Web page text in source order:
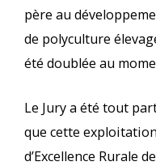
père au
de polyculture
été doublée au
Le Jury a été tout
que cette
d’Excellence Rurale